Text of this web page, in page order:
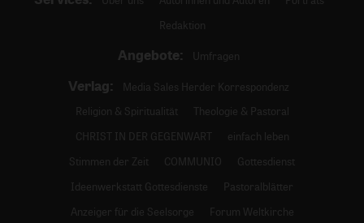
Redaktion
Angebote: Umfragen
Verlag:
Media Sales Herder Korrespondenz
Religion & Spiritualität
Theologie & Pastoral
CHRIST IN DER GEGENWART
einfach leben
Stimmen der Zeit
COMMUNIO
Gottesdienst
Ideenwerkstatt Gottesdienste
Pastoralblätter
Anzeiger für die Seelsorge
Forum Weltkirche